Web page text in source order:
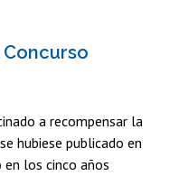
a recompensar la
hubiese publicado en
los cinco años